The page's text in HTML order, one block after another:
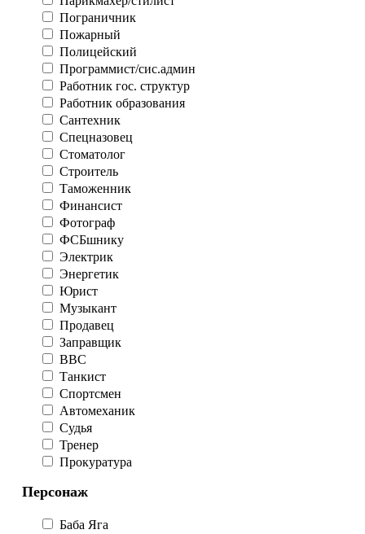
Пограничник
Пожарный
Полицейский
Программист/сис.админ
Работник гос. структур
Работник образования
Сантехник
Спецназовец
Стоматолог
Строитель
Таможенник
Финансист
Фотограф
ФСБшнику
Электрик
Энергетик
Юрист
Музыкант
Продавец
Заправщик
ВВС
Танкист
Спортсмен
Автомеханик
Судья
Тренер
Прокуратура
Персонаж
Баба Яга